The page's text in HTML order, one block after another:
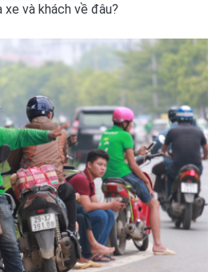
xe và khách về đâu?